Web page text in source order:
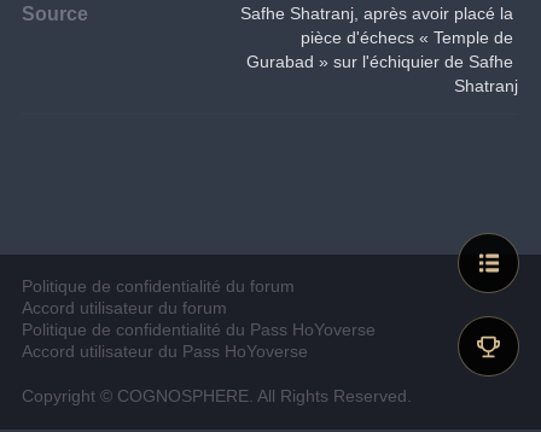
Source
Safhe Shatranj, après avoir placé la
pièce d'échecs « Temple de
Gurabad » sur l'échiquier de Safhe
Shatranj
Politique de confidentialité du forum
Accord utilisateur du forum
Politique de confidentialité du Pass HoYoverse
Accord utilisateur du Pass HoYoverse
Copyright © COGNOSPHERE. All Rights Reserved.